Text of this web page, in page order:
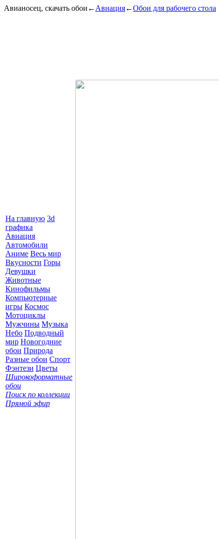
Авианосец, скачать обои ← Авиация←Обои для рабочего стола
На главную 3d
графика
Авиация
Автомобили
Аниме Весь мир
Вкусности Горы
Девушки
Животные
Кинофильмы
Компьютерные
игры Космос
Мотоциклы
Мужчины Музыка
Небо Подводный
мир Новогодние
обои Природа
Разные обои Спорт
Фэнтези Цветы
Широкоформатные
обои
Поиск по коллекции
Прямой эфир